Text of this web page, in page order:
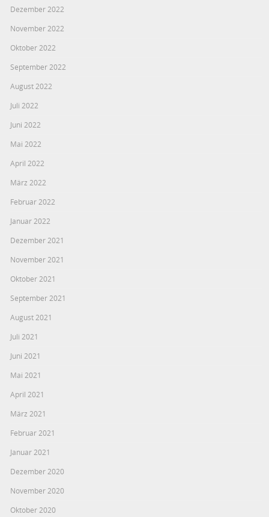
Dezember 2022
November 2022
Oktober 2022
September 2022
August 2022
Juli 2022
Juni 2022
Mai 2022
April 2022
März 2022
Februar 2022
Januar 2022
Dezember 2021
November 2021
Oktober 2021
September 2021
August 2021
Juli 2021
Juni 2021
Mai 2021
April 2021
März 2021
Februar 2021
Januar 2021
Dezember 2020
November 2020
Oktober 2020